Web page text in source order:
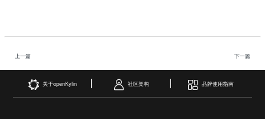
上一篇 下一篇
关于openKylin 社区架构 品牌使用指南